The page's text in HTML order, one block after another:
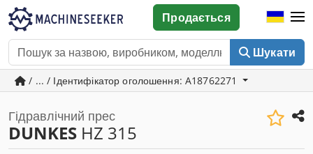
Шукати
Продається
/ ... / Ідентифікатор оголошення: A18762271
Гідравлічний прес
DUNKES HZ 315